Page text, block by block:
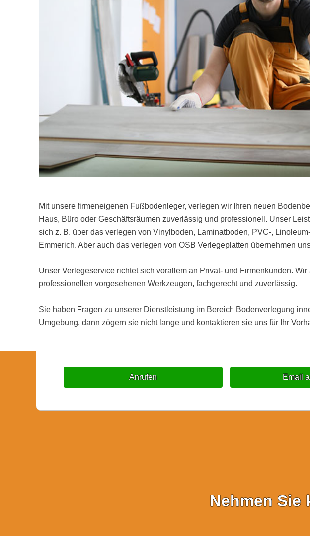
Mit unsere firmeneigenen Fußbodenleger, verlegen wir Ihren neuen
Haus, Büro oder Geschäftsräumen zuverlässig und professionell. Unser
sich z. B. über das verlegen von Vinylboden, Laminatboden, PVC-,
Emmerich. Aber auch das verlegen von OSB Verlegeplatten übernehmen
Unser Verlegeservice richtet sich vorallem an Privat- und Firmenkunden.
professionellen vorgesehenen Werkzeugen, fachgerecht und zuverlässig.
Sie haben Fragen zu unserer Dienstleistung im Bereich Bodenverlegung
Umgebung, dann zögern sie nicht lange und kontaktieren sie uns für Ihr
Anrufen Email
Nehmen Sie